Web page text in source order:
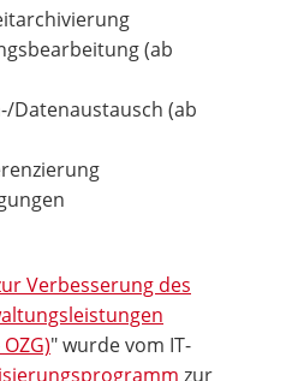
(ab
Datenaustausch (ab
Verbesserung des
" wurde vom IT-
zur